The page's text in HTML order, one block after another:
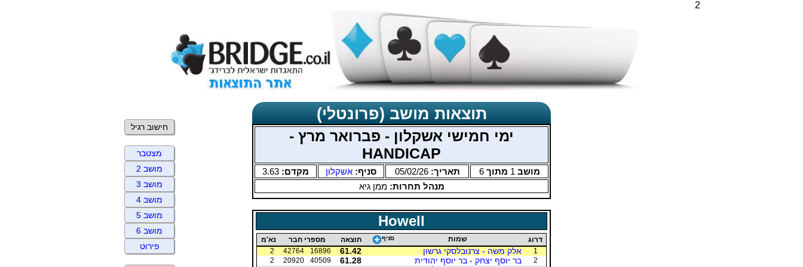
2
תוצאות מושב (פרונטלי)
ימי חמישי אשקלון - פברואר מרץ -
HANDICAP
מושב 1 מתוך6 תאריך:05/02/26 סניף: אשקלון מקדם: 3.63
מנהל תחרות:ממן גיא
Howell
דרוג שמות סניף תוצאה מספרי חבר
נא'מ
1
אלק משה - צרנובלסקי גרשון 61.42
16896
42764
2
2
בר יוסף יצחק - בר יוסף יהודית 61.28
40509
20920
2
חישוב רגיל
מצטבר
מושב 2
מושב 3
מושב 4
מושב 5
מושב 6
פירוט